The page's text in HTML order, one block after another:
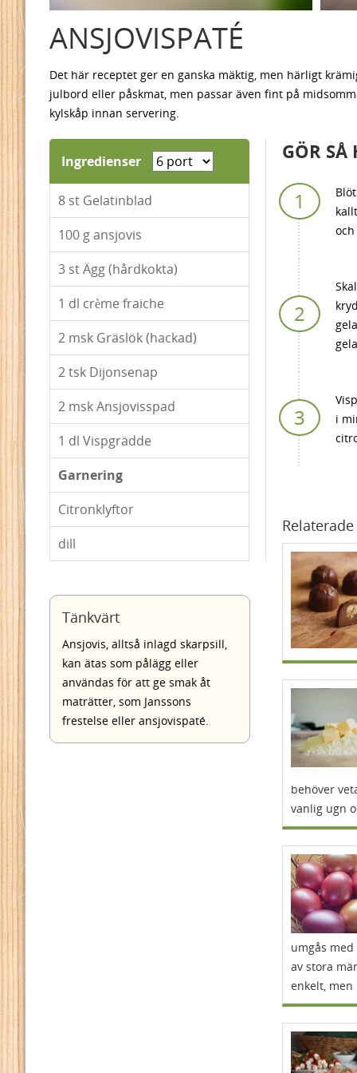
ANSJOVISPATÉ
Det här receptet ger en ganska mäktig, men härligt
julbord eller påskmat, men passar även fint på
kylskåp innan servering.
Ingredienser
8 st Gelatinblad
100 g ansjovis
3 st Ägg (hårdkokta)
1 dl crème fraiche
2 msk Gräslök (hackad)
2tsk Dijonsenap
2 msk Ansjovisspad
1 dl Vispgrädde
Garnering
Citronklyftor
dill
Tänkvärt
Ansjovis, alltså inlagd skarpsill,
kan ätas som pålägg eller
användas för att ge smak åt
maträtter, som Janssons
frestelse eller ansjovispaté.
GÖR SÅ
i
behöver
vanlig ugn
umgås
av stora
enkelt, men